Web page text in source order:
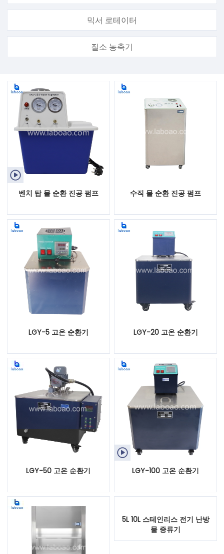
믹서 로테이터
질소 농축기

벤치 탑 물 순환 진공 펌프 수직 물 순환 진공 펌프
LGY-5 고온 순환기 LGY-20 고온 순환기
LGY-50 고온 순환기

LGY-100 고온 순환기
5L 10L 스테인리스 전기 난방
물 증류기